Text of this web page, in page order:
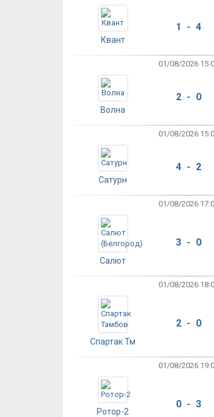
Квант
1 - 4
01/08/2026
Волна
2 - 0
01/08/2026
Сатурн
4 - 2
01/08/2026
Салют
3 - 0
01/08/2026
Спартак Тм
2 - 0
01/08/2026
Ротор-2
0 - 3